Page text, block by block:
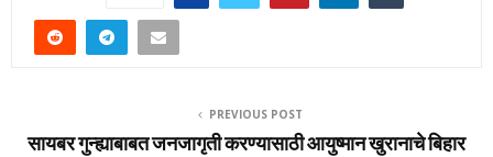
PREVIOUS POST
सायबर गुन्ह्याबाबत जनजागृती करण्यासाठी आयुष्मान खुरानाचे बिहार